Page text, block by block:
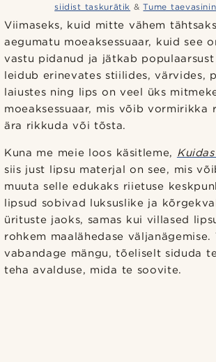
siidist taskurätik &Tume
Viimaseks, kuid mitte vähem
aegumatu moeaksessuaar, kuid see
vastu pidanud ja jätkab populaarsust
leidub erinevates stiilides, värvides,
laiustes ning lips on veel üks
moeaksessuaar, mis võib vormirikka
ära rikkuda või tõsta.
Kuna me meie loos käsitleme,
siis just lipsu materjal on see, mis
muuta selle edukaks riietuse
lipsud sobivad luksuslike ja
ürituste jaoks, samas kui villased
rohkem maalähedase
vabandage mängu, tõeliselt siduda
teha avalduse, mida te soovite.